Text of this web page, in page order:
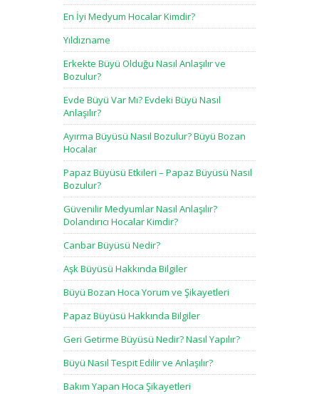
En İyi Medyum Hocalar Kimdir?
Yıldızname
Erkekte Büyü Olduğu Nasıl Anlaşılır ve
Bozulur?
Evde Büyü Var Mı? Evdeki Büyü Nasıl
Anlaşılır?
Ayırma Büyüsü Nasıl Bozulur? Büyü Bozan
Hocalar
Papaz Büyüsü Etkileri – Papaz Büyüsü Nasıl
Bozulur?
Güvenilir Medyumlar Nasıl Anlaşılır?
Dolandırıcı Hocalar Kimdir?
Canbar Büyüsü Nedir?
Aşk Büyüsü Hakkında Bilgiler
Büyü Bozan Hoca Yorum ve Şikayetleri
Papaz Büyüsü Hakkında Bilgiler
Geri Getirme Büyüsü Nedir? Nasıl Yapılır?
Büyü Nasıl Tespit Edilir ve Anlaşılır?
Bakım Yapan Hoca Şikayetleri